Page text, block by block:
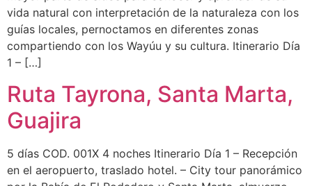
vida natural con interpretación de la naturaleza con los
guías locales, pernoctamos en diferentes zonas
compartiendo con los Wayúu y su cultura. Itinerario Día
1 – […]
Ruta Tayrona, Santa Marta,
Guajira
5 días COD. 001X 4 noches Itinerario Día 1 – Recepción
en el aeropuerto, traslado hotel. – City tour panorámico